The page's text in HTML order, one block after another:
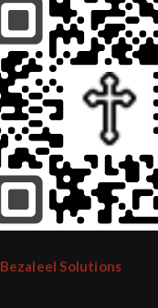
Bezaleel Solutions